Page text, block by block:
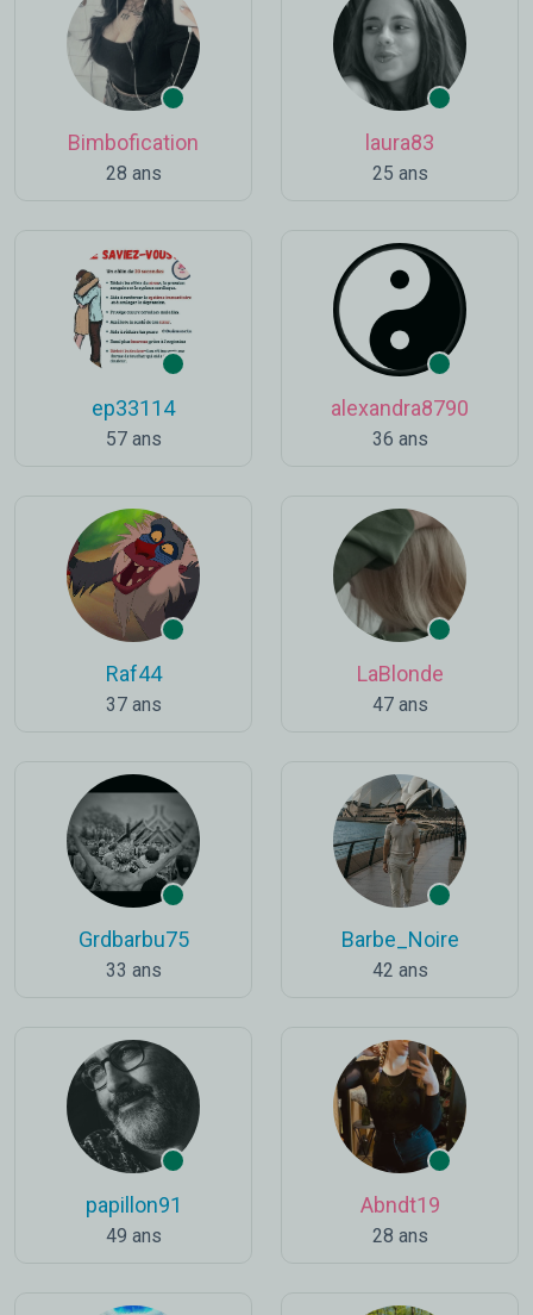
Bimbofication
28 ans
laura83
25 ans
ep33114
57 ans
alexandra8790
36 ans
Raf44
37 ans
LaBlonde
47 ans
Grdbarbu75
33 ans
Barbe_Noire
42 ans
papillon91
49 ans
Abndt19
28 ans